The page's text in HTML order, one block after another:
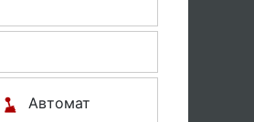
Автомат